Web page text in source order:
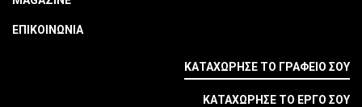
ΕΠΙΚΟΙΝΩΝΙΑ
ΚΑΤΑΧΩΡΗΣΕ ΤΟ ΓΡΑΦΕΙΟ ΣΟΥ
ΚΑΤΑΧΩΡΗΣΕ ΤΟ ΕΡΓΟ ΣΟΥ